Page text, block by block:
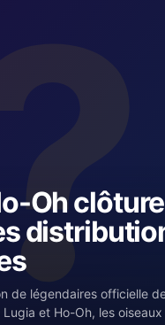
Oh
de légendaires officielle
et Ho-Oh, les